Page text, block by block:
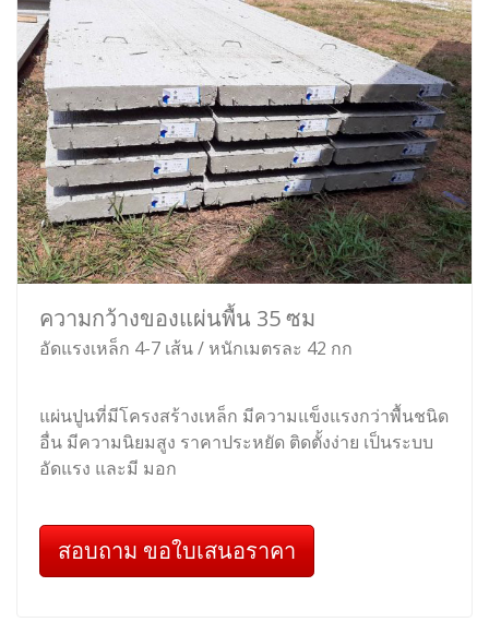
ความกว้างของแผ่นพื้น 35 ซม
อัดแรงเหล็ก 4-7 เส้น / หนักเมตรละ 42 กก
แผ่นปูนที่มีโครงสร้างเหล็ก มีความแข็งแรงกว่าพื้นชนิด
อื่น มีความนิยมสูง ราคาประหยัด ติดตั้งง่าย เป็นระบบ
อัดแรง และมี มอก
สอบถาม ขอใบเสนอราคา